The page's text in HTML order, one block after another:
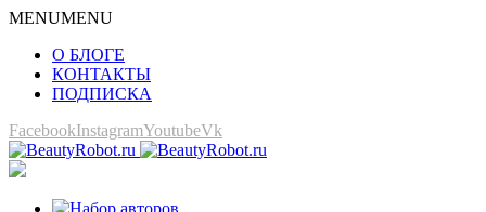
MENUMENU
О БЛОГЕ
КОНТАКТЫ
ПОДПИСКА
FacebookInstagramYoutubeVk